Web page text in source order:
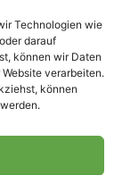
Technologien wie
darauf
können wir Daten
verarbeiten.
können